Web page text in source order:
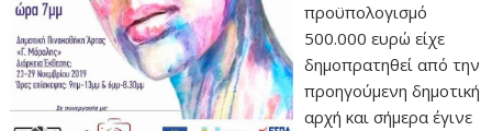
προϋπολογισμό
500.000 ευρώ είχε
δημοπρατηθεί από την
προηγούμενη δημοτική
αρχή και σήμερα έγινε